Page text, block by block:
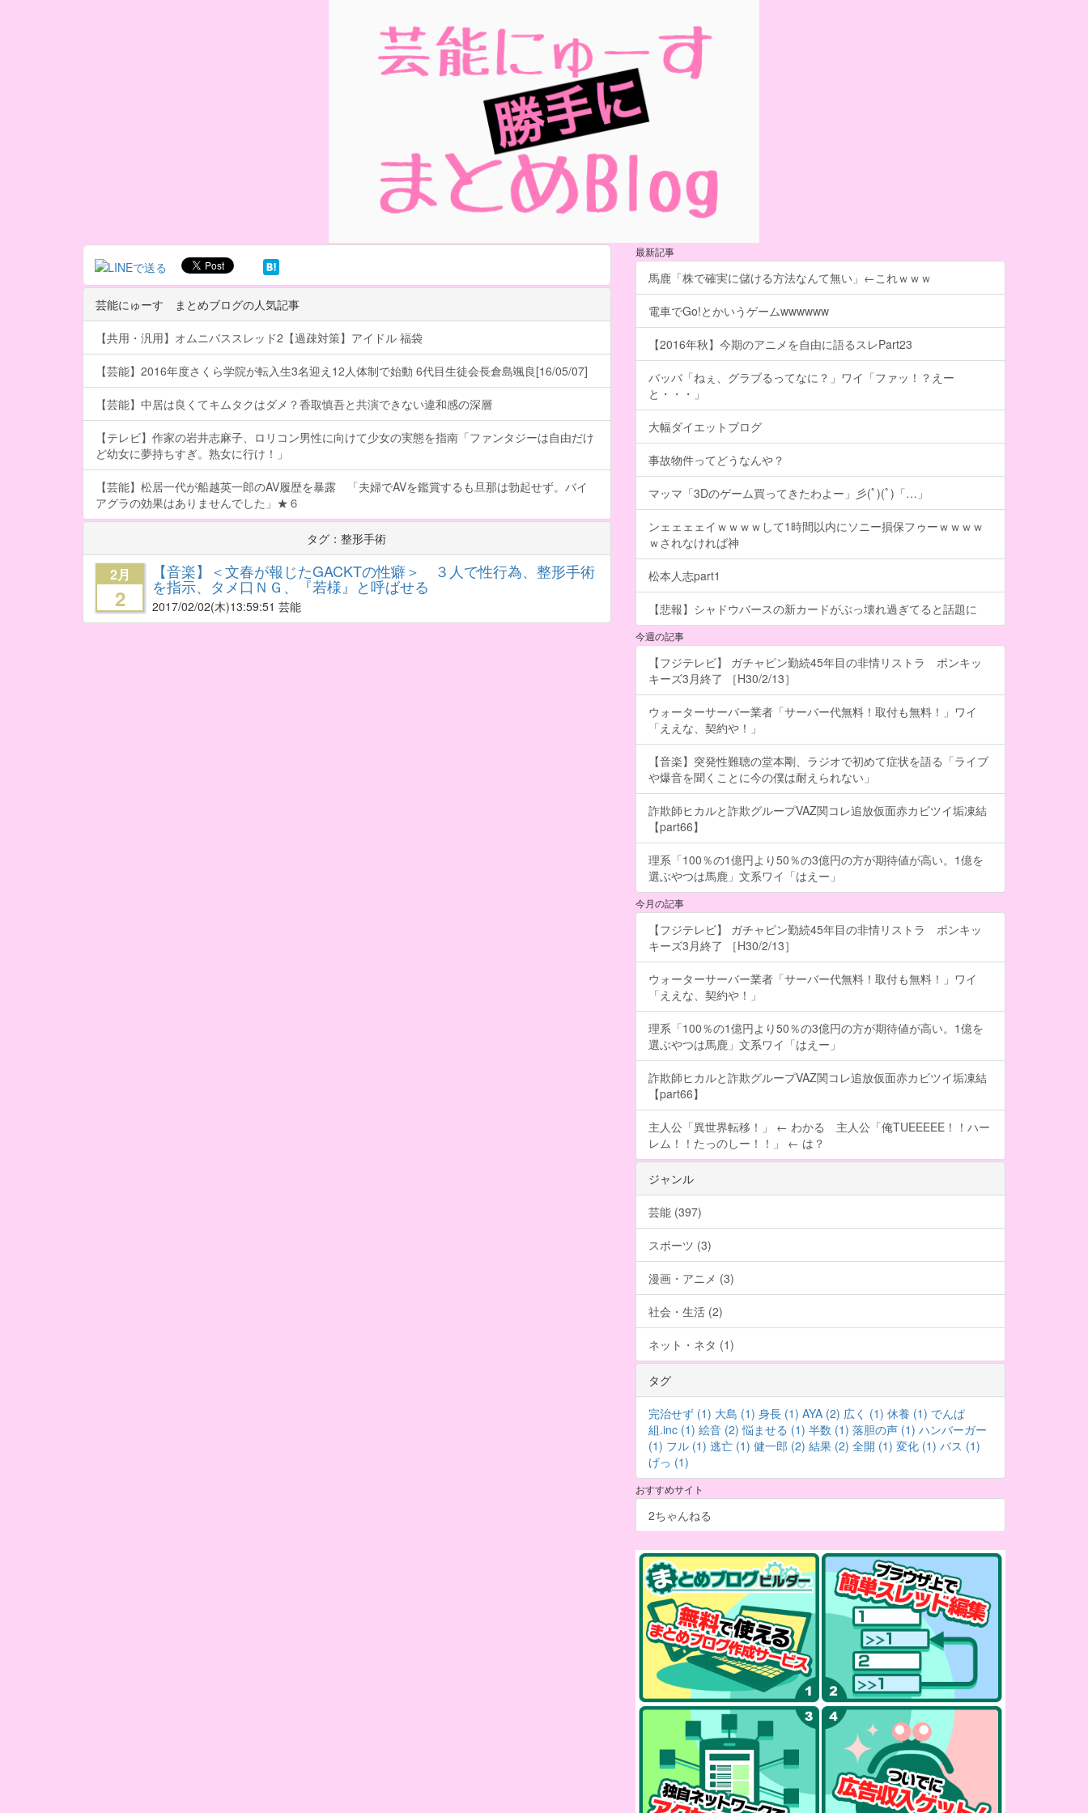
芸能にゅーす まとめブログの人気記事
【共用・汎用】オムニバススレッド2【過疎対策】アイドル 福袋
【芸能】2016年度さくら学院が転入生3名迎え12人体制で始動 6代目生徒会長倉島颯良[16/05/07]
【芸能】中居は良くてキムタクはダメ？香取慎吾と共演できない違和感の深層
【テレビ】作家の岩井志麻子、ロリコン男性に向けて少女の実態を指南「ファンタジーは自由だけ
ど幼女に夢持ちすぎ。熟女に行け！」
【芸能】松居一代が船越英一郎のAV履歴を暴露 「夫婦でAVを鑑賞するも旦那は勃起せず。バイ
アグラの効果はありませんでした」★６
タグ：整形手術
2月
2
【音楽】＜文春が報じたGACKTの性癖＞ ３人で性行為、整形手術
を指示、タメ口ＮＧ、『若様』と呼ばせる
2017/02/02(木)13:59:51 芸能
最新記事
馬鹿「株で確実に儲ける方法なんて無い」←これｗｗｗ
電車でGo!とかいうゲームwwwwww
【2016年秋】今期のアニメを自由に語るスレPart23
バッバ「ねぇ、グラブるってなに？」ワイ「ファッ！？えー
と・・・」
大幅ダイエットブログ
事故物件ってどうなんや？
マッマ「3Dのゲーム買ってきたわよー」彡(ﾟ)(ﾟ)「…」
ンェェェェイｗｗｗｗして1時間以内にソニー損保フゥーｗｗｗｗ
ｗされなければ神
松本人志part1
【悲報】シャドウバースの新カードがぶっ壊れ過ぎてると話題に
今週の記事
【フジテレビ】 ガチャピン勤続45年目の非情リストラ ポンキッ
キーズ3月終了 ［H30/2/13］
ウォーターサーバー業者「サーバー代無料！取付も無料！」ワイ
「ええな、契約や！」
【音楽】突発性難聴の堂本剛、ラジオで初めて症状を語る「ライブ
や爆音を聞くことに今の僕は耐えられない」
詐欺師ヒカルと詐欺グループVAZ関コレ追放仮面赤カビツイ垢凍結
【part66】
理系「100％の1億円より50％の3億円の方が期待値が高い。1億を
選ぶやつは馬鹿」文系ワイ「はえー」
今月の記事
【フジテレビ】 ガチャピン勤続45年目の非情リストラ ポンキッ
キーズ3月終了 ［H30/2/13］
ウォーターサーバー業者「サーバー代無料！取付も無料！」ワイ
「ええな、契約や！」
理系「100％の1億円より50％の3億円の方が期待値が高い。1億を
選ぶやつは馬鹿」文系ワイ「はえー」
詐欺師ヒカルと詐欺グループVAZ関コレ追放仮面赤カビツイ垢凍結
【part66】
主人公「異世界転移！」 ← わかる 主人公「俺TUEEEEE！！ハー
レム！！たっのしー！！」 ← は？
ジャンル
芸能 (397)
スポーツ (3)
漫画・アニメ (3)
社会・生活 (2)
ネット・ネタ (1)
タグ
完治せず (1) 大島 (1) 身長 (1) AYA (2) 広く (1) 休養 (1) でんぱ
組.inc (1) 絵音 (2) 悩ませる (1) 半数 (1) 落胆の声 (1) ハンバーガー
(1) フル (1) 逃亡 (1) 健一郎 (2) 結果 (2) 全開 (1) 変化 (1) バス (1)
げっ (1)
おすすめサイト
2ちゃんねる